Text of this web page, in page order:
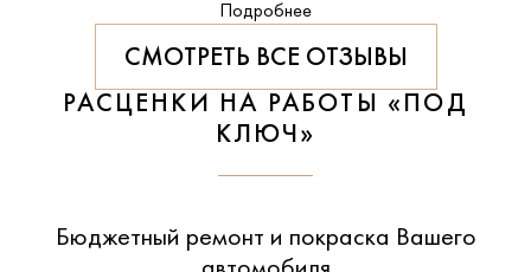
Подробнее
СМОТРЕТЬ ВСЕ ОТЗЫВЫ
РАСЦЕНКИ НА РАБОТЫ «ПОД
КЛЮЧ»
Бюджетный ремонт и покраска Вашего